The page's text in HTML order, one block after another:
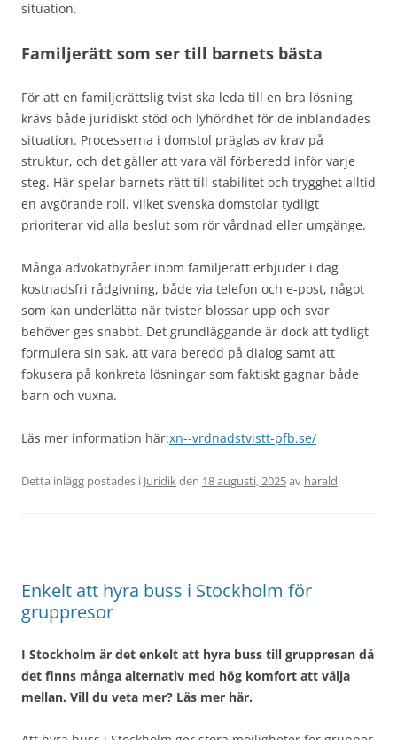
situation.
Familjerätt som ser till barnets bästa
För att en familjerättslig tvist ska leda till en bra lösning
krävs både juridiskt stöd och lyhördhet för de inblandades
situation. Processerna i domstol präglas av krav på
struktur, och det gäller att vara väl förberedd inför varje
steg. Här spelar barnets rätt till stabilitet och trygghet alltid
en avgörande roll, vilket svenska domstolar tydligt
prioriterar vid alla beslut som rör vårdnad eller umgänge.
Många advokatbyråer inom familjerätt erbjuder i dag
kostnadsfri rådgivning, både via telefon och e-post, något
som kan underlätta när tvister blossar upp och svar
behöver ges snabbt. Det grundläggande är dock att tydligt
formulera sin sak, att vara beredd på dialog samt att
fokusera på konkreta lösningar som faktiskt gagnar både
barn och vuxna.
Läs mer information här:xn--vrdnadstvistt-pfb.se/
Detta inlägg postades i Juridikden 18 augusti, 2025av harald.
Enkelt att hyra buss i Stockholm för
gruppresor
I Stockholm är det enkelt att hyra buss till gruppresan då
det finns många alternativ med hög komfort att välja
mellan. Vill du veta mer? Läs mer här.